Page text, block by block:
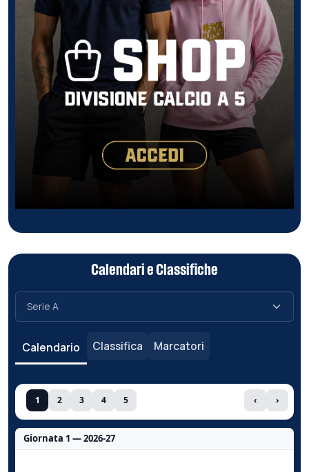
Calendari e Classifiche
Calendario Classifica Marcatori
1 2 3 4 5 ‹ ›
Giornata 1 — 2026-27